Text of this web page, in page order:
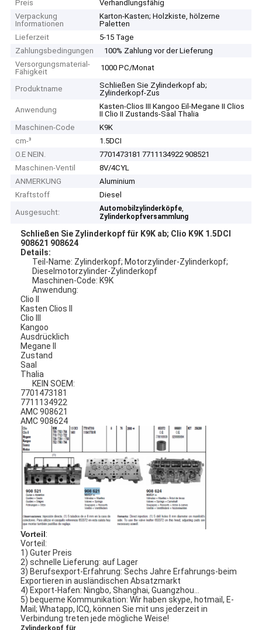
Preis
Verhandlungsfähig
Verpackung
Informationen
Karton-Kasten; Holzkiste, hölzerne
Paletten
Lieferzeit
5-15 Tage
Zahlungsbedingungen
100% Zahlung vor der Lieferung
Versorgungsmaterial-
Fähigkeit
1000 PC/Monat
Produktname
Schließen Sie Zylinderkopf ab;
Zylinderkopf-Zus
Anwendung
Kasten-Clios III Kangoo Eil-Megane II Clios
II Clio II Zustands-Saal Thalia
Maschinen-Code
K9K
cm-³
1.5DCI
O.E NEIN.
7701473181 7711134922 908521
Maschinen-Ventil
8V/4CYL
ANMERKUNG
Aluminium
Kraftstoff
Diesel
Ausgesucht:
Automobilzylinderköpfe,
Zylinderkopfversammlung
Schließen Sie Zylinderkopf für K9K ab; Clio K9K 1.5DCI
908621 908624
Details:
Teil-Name: Zylinderkopf; Motorzylinder-Zylinderkopf;
Dieselmotorzylinder-Zylinderkopf
Maschinen-Code: K9K
Anwendung:
Clio II
Kasten Clios II
Clio III
Kangoo
Ausdrücklich
Megane II
Zustand
Saal
Thalia
KEIN SOEM:
7701473181
7711134922
AMC 908621
AMC 908624
Vorteil:
Vorteil:
1) Guter Preis
2) schnelle Lieferung: auf Lager
3) Berufsexport-Erfahrung: Sechs Jahre Erfahrungs-beim
Exportieren in ausländischen Absatzmarkt
4) Export-Hafen: Ningbo, Shanghai, Guangzhou…
5) bequeme Kommunikation: Wir haben skype, hotmail, E-
Mail; Whatapp, ICQ, können Sie mit uns jederzeit in
Verbindung treten jede mögliche Weise!